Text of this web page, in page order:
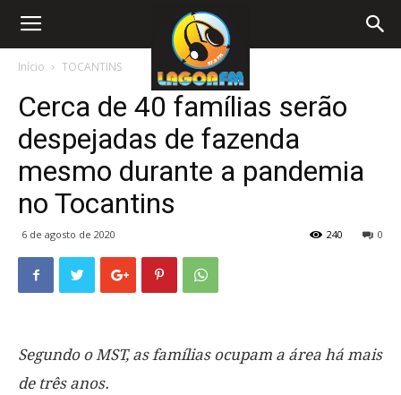
Início TOCANTINS
Cerca de 40 famílias serão
despejadas de fazenda
mesmo durante a pandemia
no Tocantins
6 de agosto de 2020 0
240
Segundo o MST, as famílias ocupam a área há mais
de três anos.